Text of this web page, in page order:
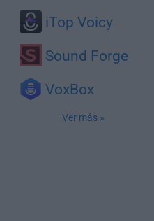
iTop Voicy
Sound Forge
VoxBox
Ver más »